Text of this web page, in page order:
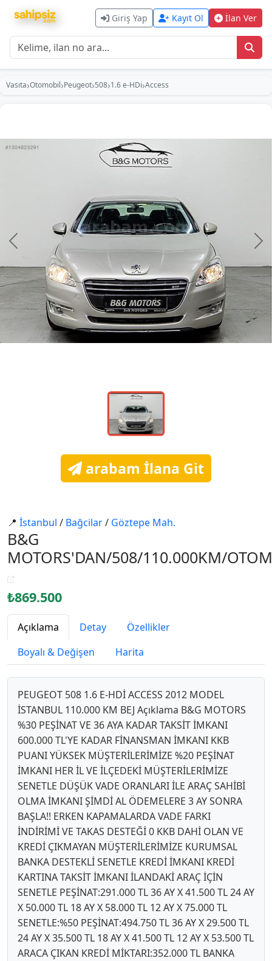
Giriş Yap Kayıt Ol İlan Ver
Vasıta›Otomobil›Peugeot›508›1.6 e-HDi›Access
Önceki
arabam İlana Git
📍 İstanbul / Bağcilar/ Göztepe Mah.
B&G
MOTORS'DAN/508/110.000KM/
₺869.500
Açıklama Detay
Özellikler
Boyalı & Değişen
Harita
PEUGEOT 508 1.6 E-HDİ ACCESS 2012 MODEL
İSTANBUL 110.000 KM BEJ Açıklama B&G MOTORS
%30 PEŞİNAT VE 36 AYA KADAR TAKSİT İMKANI
600.000 TL'YE KADAR FİNANSMAN İMKANI KKB
PUANI YÜKSEK MÜŞTERİLERİMİZE %20 PEŞİNAT
İMKANI HER İL VE İLÇEDEKİ MÜŞTERİLERİMİZE
SENETLE DÜŞÜK VADE ORANLARI İLE ARAÇ SAHİBİ
OLMA İMKANI ŞİMDİ AL ÖDEMELERE 3 AY SONRA
BAŞLA!! ERKEN KAPAMALARDA VADE FARKI
İNDİRİMİ VE TAKAS DESTEĞİ 0 KKB DAHİ OLAN VE
KREDİ ÇIKMAYAN MÜŞTERİLERİMİZE KURUMSAL
BANKA DESTEKLİ SENETLE KREDİ İMKANI KREDİ
KARTINA TAKSİT İMKANI İLANDAKİ ARAÇ İÇİN
SENETLE PEŞİNAT:291.000 TL 36 AY X 41.500 TL 24 AY
X 50.000 TL 18 AY X 58.000 TL 12 AY X 75.000 TL
SENETLE:%50 PEŞİNAT:494.750 TL 36 AY X 29.500 TL
24 AY X 35.500 TL 18 AY X 41.500 TL 12 AY X 53.500 TL
ARACA ÇIKAN KREDİ MİKTARI:352.000 TL BANKA